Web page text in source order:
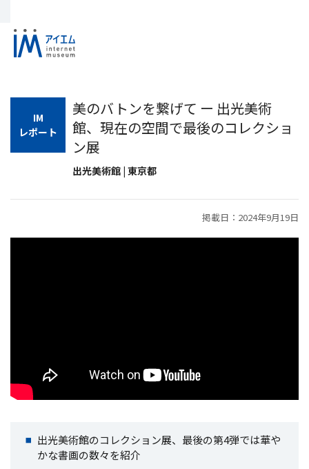
IM
レポート
美のバトンを繋げて ー 出光美術
館、現在の空間で最後のコレクショ
ン展
出光美術館 | 東京都
掲載日：2024年9月19日
出光美術館のコレクション展、最後の第4弾では華や
かな書画の数々を紹介